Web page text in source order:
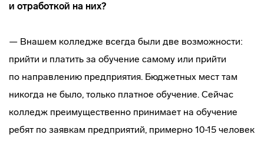
и отработкой на них?
— Внашем колледже всегда были две возможности:
прийти и платить за обучение самому или прийти
по направлению предприятия. Бюджетных мест там
никогда не было, только платное обучение. Сейчас
колледж преимущественно принимает на обучение
ребят по заявкам предприятий, примерно 10-15 человек